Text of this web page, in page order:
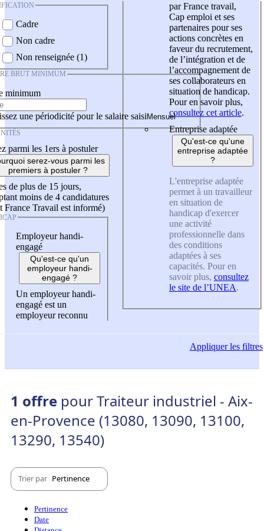
Cadre
Non cadre
Non renseignée (1)
BRUT MINIMUM
minimum
une périodicité pour le salaire saisi
parmi les 1ers à postuler
serez-vous parmi les
premiers à postuler ?
de plus de 15 jours,
moins de 4 candidatures
France Travail est informé)
Employeur handi-
engagé
Qu'est-ce qu'un
employeur handi-
engagé ?
Un employeur handi-
engagé est un
employeur reconnu
par France travail,
Cap emploi et ses
partenaires pour ses
actions concrètes en
faveur du recrutement,
de l’intégration et de
l’accompagnement de
ses collaborateurs en
situation de handicap.
Pour en savoir plus,
consultez cet article.
Entreprise adaptée
Qu'est-ce qu'une
entreprise adaptée
?
L'entreprise adaptée
permet à un travailleur
en situation de
handicap d'exercer
une activité
professionnelle dans
des conditions
adaptées à ses
capacités. Pour en
savoir plus, consultez
le site de l’UNEA.
Appliquerles filtres
1 offre pour Traiteur industriel - Aix-
en-Provence (13080, 13090, 13100,
13290, 13540)
Trier par Pertinence
Pertinence
Date